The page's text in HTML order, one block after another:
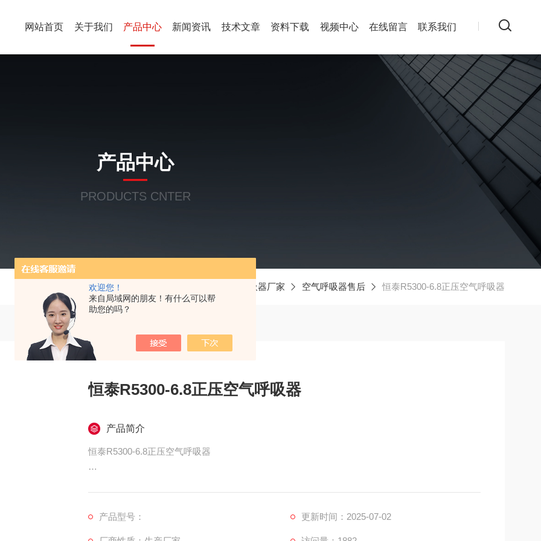
欢迎您！
来自局域网的朋友！有什么可以帮
助您的吗？
网站首页 关于我们 产品中心 新闻资讯 技术文章 资料下载 视频中心 在线留言 联系我们
产品中心
PRODUCTS CNTER
当前位置： 空气呼吸器厂家 空气呼吸器售后 恒泰R5300-6.8正压空气呼吸器
恒泰R5300-6.8正压空气呼吸器
产品简介
恒泰R5300-6.8正压空气呼吸器
产品型号： 更新时间：2025-07-02